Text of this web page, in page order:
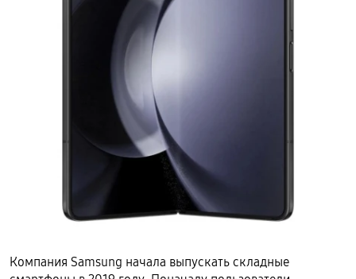
Компания Samsung начала выпускать складные